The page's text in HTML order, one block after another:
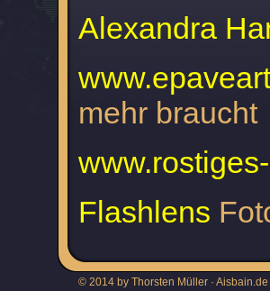
Alexandra
mehr braucht
Flashlens
© 2014 by Thorsten Müller · Aisbain.de